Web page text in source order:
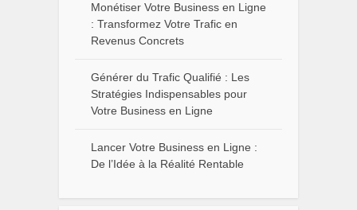
Monétiser Votre Business en Ligne
: Transformez Votre Trafic en
Revenus Concrets
Générer du Trafic Qualifié : Les
Stratégies Indispensables pour
Votre Business en Ligne
Lancer Votre Business en Ligne :
De l’Idée à la Réalité Rentable